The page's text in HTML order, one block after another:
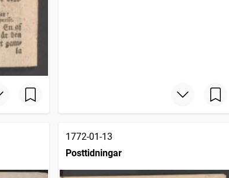
1772-01-13
Posttidningar